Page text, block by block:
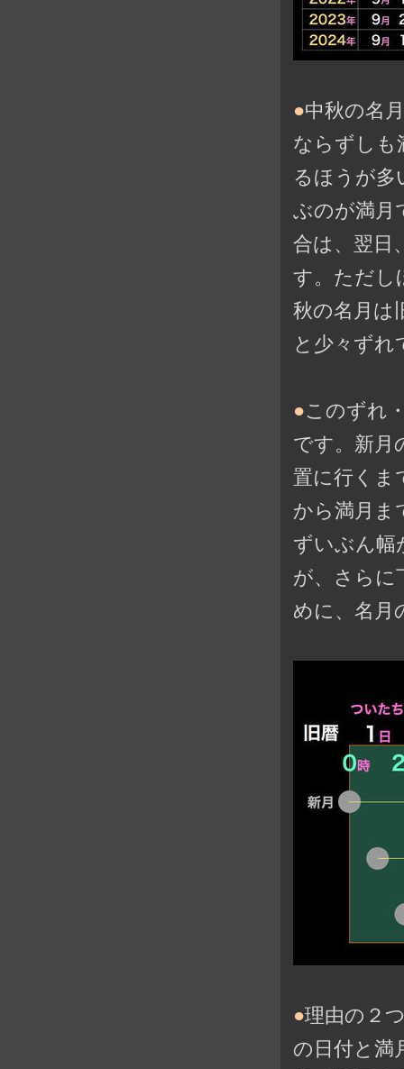
●中秋の名
ならずしも
るほうが多
ぶのが満月
合は、翌日
す。ただし
秋の名月は
と少々ず
●このずれ
です。新月
置に行くま
から満月ま
ずいぶん幅
が、さらに
めに、名月
●理由の２
の日付と満